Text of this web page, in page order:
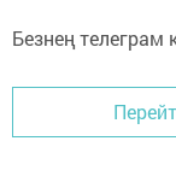
Безнең